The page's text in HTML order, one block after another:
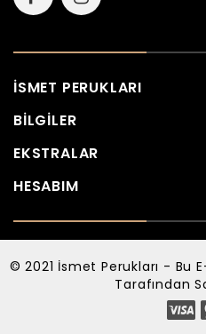
İSMET PERUKLARI
BILGILER
EKSTRALAR
HESABIM
© 2021 İsmet Perukları - Bu
Tarafından